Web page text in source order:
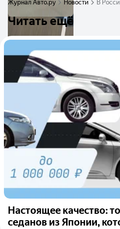
Журнал Авто.ру Новости В
Читать ещё
Настоящее качество:
седанов из Японии,